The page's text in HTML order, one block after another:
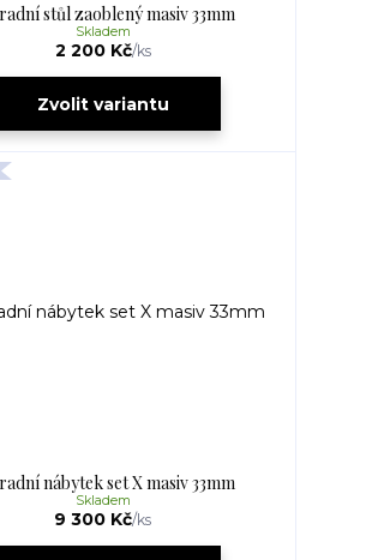
stůl zaoblený masiv 33mm
2 200 Kč/ks
Skladem
Zvolit variantu
nábytek set X masiv 33mm
9 300 Kč/ks
Skladem